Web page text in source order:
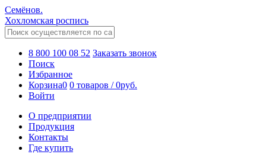
Семёнов.
Хохломская роспись
8 800 100 08 52 Заказать звонок
Поиск
Избранное
Корзина0 0 товаров /0руб.
Войти
О предприятии
Продукция
Контакты
Где купить